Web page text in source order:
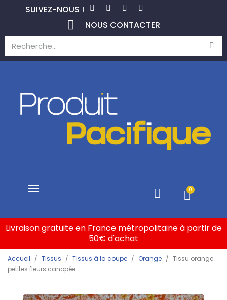
SUIVEZ-NOUS !
NOUS CONTACTER
Livraison gratuite en France métropolitaine à partir de
50€ d'achat
Accueil Tissus Tissus à la coupe Orange
Tissu orange
petites fleurs canopée